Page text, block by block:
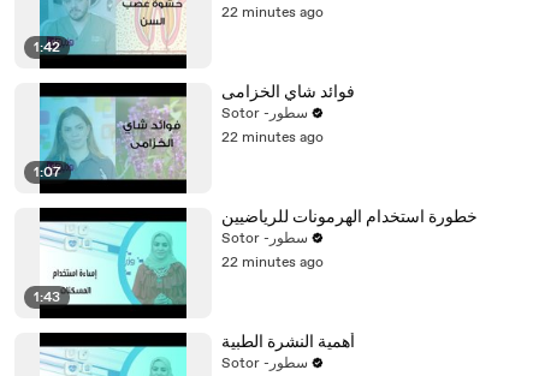
1:42
22 minutes ago
1:07
فوائد شاي الخزامى
Sotor -سطور
22 minutes ago
1:43
خطورة استخدام الهرمونات للرياضيين
Sotor -سطور
22 minutes ago
أهمية النشرة الطبية
Sotor -سطور